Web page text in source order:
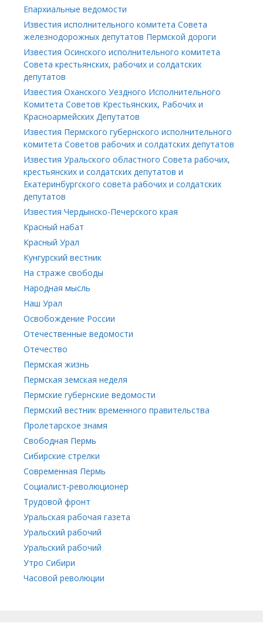
Епархиальные ведомости
Известия исполнительного комитета Совета
железнодорожных депутатов Пермской дороги
Известия Осинского исполнительного комитета
Совета крестьянских, рабочих и солдатских
депутатов
Известия Оханского Уездного Исполнительного
Комитета Советов Крестьянских, Рабочих и
Красноармейских Депутатов
Известия Пермского губернского исполнительного
комитета Советов рабочих и солдатских депутатов
Известия Уральского областного Совета рабочих,
крестьянских и солдатских депутатов и
Екатеринбургского совета рабочих и солдатских
депутатов
Известия Чердынско-Печерского края
Красный набат
Красный Урал
Кунгурский вестник
На страже свободы
Народная мысль
Наш Урал
Освобождение России
Отечественные ведомости
Отечество
Пермская жизнь
Пермская земская неделя
Пермские губернские ведомости
Пермский вестник временного правительства
Пролетарское знамя
Свободная Пермь
Сибирские стрелки
Современная Пермь
Социалист-революционер
Трудовой фронт
Уральская рабочая газета
Уральский рабочий
Уральский рабочий
Утро Сибири
Часовой революции